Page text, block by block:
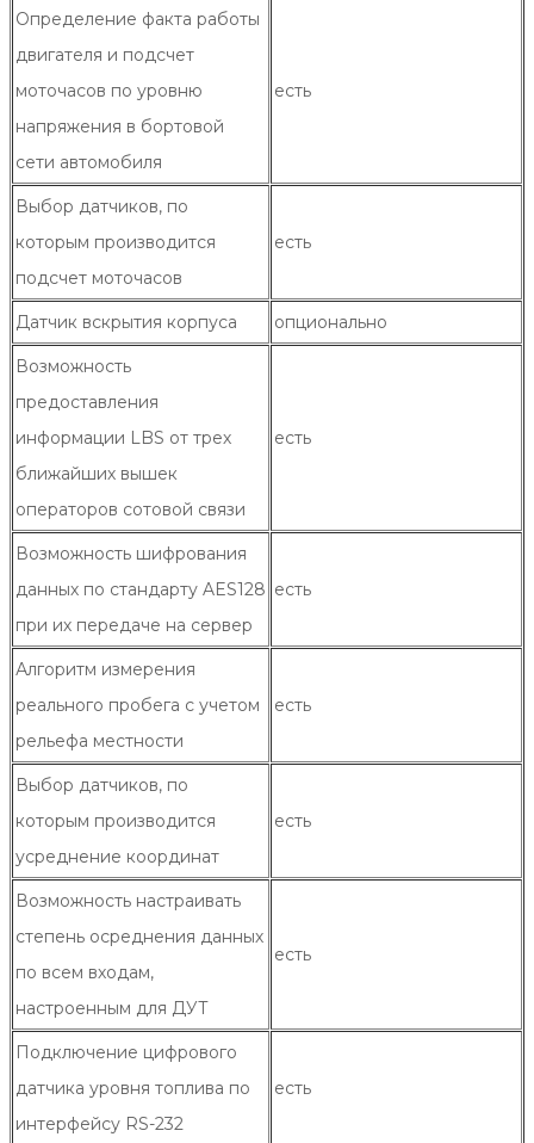
Определение факта работы
двигателя и подсчет
моточасов по уровню
напряжения в бортовой
сети автомобиля
есть
Выбор датчиков, по
которым производится
подсчет моточасов
есть
Датчик вскрытия корпуса опционально
Возможность
предоставления
информации LBS от трех
ближайших вышек
операторов сотовой связи
есть
Возможность шифрования
данных по стандарту AES128
при их передаче на сервер
есть
Алгоритм измерения
реального пробега с учетом
рельефа местности
есть
Выбор датчиков, по
которым производится
усреднение координат
есть
Возможность настраивать
степень осреднения данных
по всем входам,
настроенным для ДУТ
есть
Подключение цифрового
датчика уровня топлива по
интерфейсу RS-232
есть